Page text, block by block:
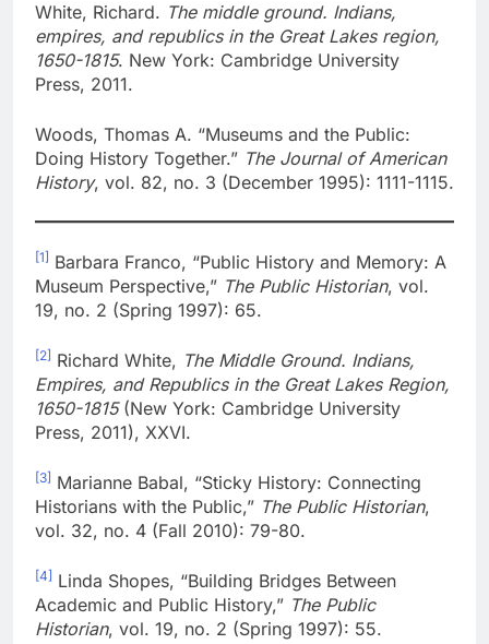
White, Richard. The middle ground. Indians,
empires, and republics in the Great Lakes region,
1650-1815. New York: Cambridge University
Press, 2011.
Woods, Thomas A. “Museums and the Public:
Doing History Together.” The Journal of American
History, vol. 82, no. 3 (December 1995): 1111-1115.
[1] Barbara Franco, “Public History and Memory: A
Museum Perspective,” The Public Historian, vol.
19, no. 2 (Spring 1997): 65.
[2] Richard White, The Middle Ground. Indians,
Empires, and Republics in the Great Lakes Region,
1650-1815(New York: Cambridge University
Press, 2011), XXVI.
[3] Marianne Babal, “Sticky History: Connecting
Historians with the Public,” The Public Historian,
vol. 32, no. 4 (Fall 2010): 79-80.
[4] Linda Shopes, “Building Bridges Between
Academic and Public History,” The Public
Historian, vol. 19, no. 2 (Spring 1997): 55.